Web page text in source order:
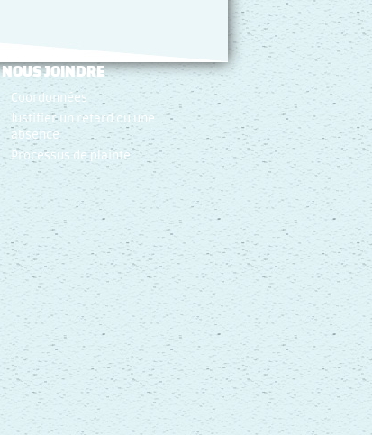
NOUS JOINDRE
Coordonnées
Justifier un retard ou une
absence
Processus de plainte